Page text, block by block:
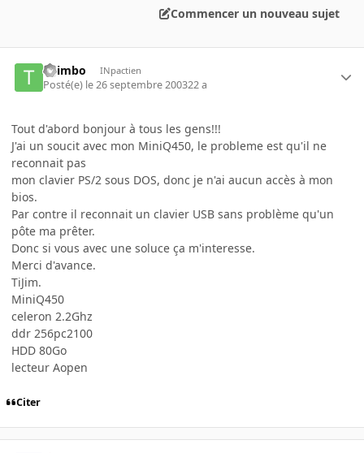
Commencer un nouveau sujet
TiJimbo INpactien
Posté(e) le 26 septembre 200322 a
Tout d'abord bonjour à tous les gens!!!
J'ai un soucit avec mon MiniQ450, le probleme est qu'il ne
reconnait pas
mon clavier PS/2 sous DOS, donc je n'ai aucun accès à mon
bios.
Par contre il reconnait un clavier USB sans problème qu'un
pôte ma prêter.
Donc si vous avec une soluce ça m'interesse.
Merci d'avance.
TiJim.
MiniQ450
celeron 2.2Ghz
ddr 256pc2100
HDD 80Go
lecteur Aopen
Citer